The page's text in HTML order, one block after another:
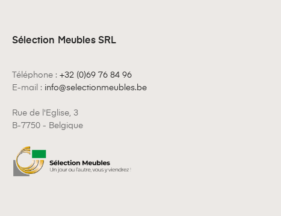
Sélection Meubles SRL
Téléphone : +32 (0)69 76 84 96
E-mail : info@selectionmeubles.be
Rue de l'Eglise, 3
B-7750 - Belgique